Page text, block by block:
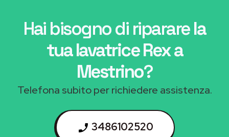
Hai bisogno di ripararela
tua lavatrice Rex a
Mestrino?
Telefona subito per richiedere assistenza.
3486102520